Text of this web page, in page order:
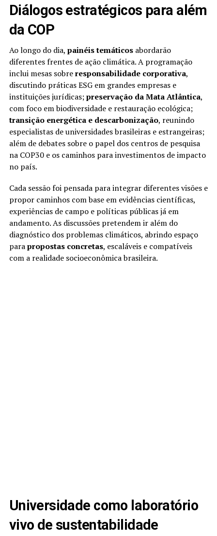
Diálogos estratégicos para além
da COP
Ao longo do dia, painéis temáticosabordarão
diferentes frentes de ação climática. A programação
inclui mesas sobreresponsabilidade corporativa,
discutindo práticas ESG em grandes empresas e
instituições jurídicas;preservação da Mata Atlântica,
com foco em biodiversidade e restauração ecológica;
transição energética e descarbonização, reunindo
especialistas de universidades brasileiras e estrangeiras;
além de debates sobre o papel dos centros de pesquisa
na COP30 e os caminhos para investimentos de impacto
no país.
Cada sessão foi pensada para integrar diferentes visões e
propor caminhos com base em evidências científicas,
experiências de campo e políticas públicas já em
andamento. As discussões pretendem ir além do
diagnóstico dos problemas climáticos, abrindo espaço
parapropostas concretas, escaláveis e compatíveis
com a realidade socioeconômica brasileira.
Universidade como laboratório
vivo de sustentabilidade